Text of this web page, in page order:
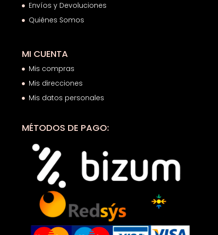
Envíos y Devoluciones
Quiénes Somos
MI CUENTA
Mis compras
Mis direcciones
Mis datos personales
MÉTODOS DE PAGO: